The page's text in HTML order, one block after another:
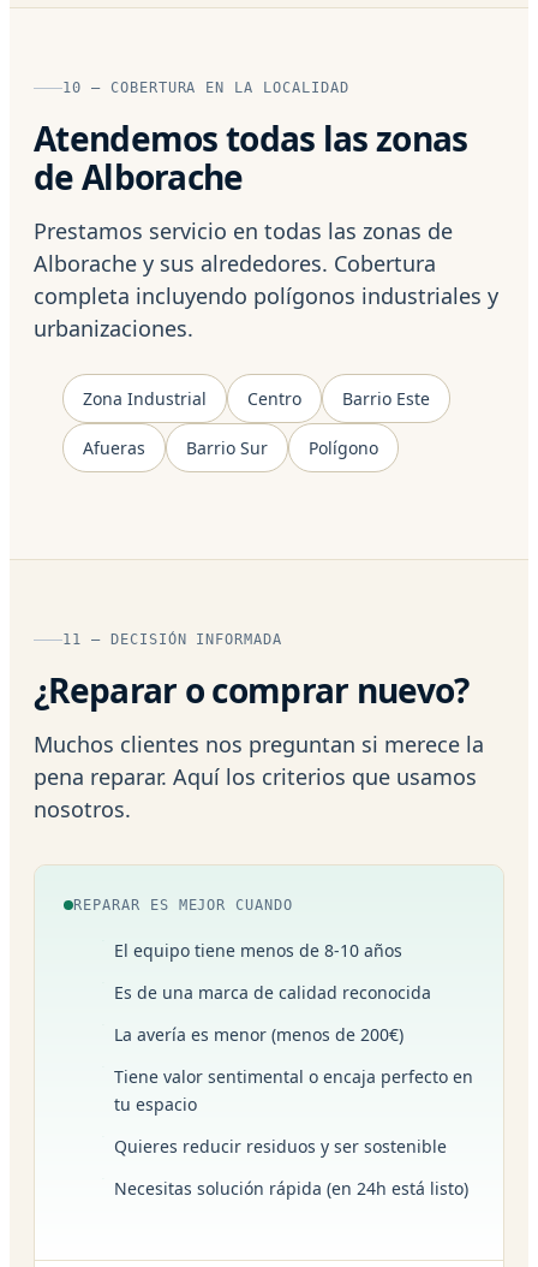
10 — COBERTURA EN LA LOCALIDAD
Atendemos todas las zonas
de Alborache
Prestamos servicio en todas las zonas de
Alborache y sus alrededores. Cobertura
completa incluyendo polígonos industriales y
urbanizaciones.
Zona Industrial Centro Barrio Este
Afueras Barrio Sur Polígono
11 — DECISIÓN INFORMADA
¿Reparar o comprar nuevo?
Muchos clientes nos preguntan si merece la
pena reparar. Aquí los criterios que usamos
nosotros.
REPARAR ES MEJOR CUANDO
El equipo tiene menos de 8-10 años
Es de una marca de calidad reconocida
La avería es menor (menos de 200€)
Tiene valor sentimental o encaja perfecto en
tu espacio
Quieres reducir residuos y ser sostenible
Necesitas solución rápida (en 24h está listo)